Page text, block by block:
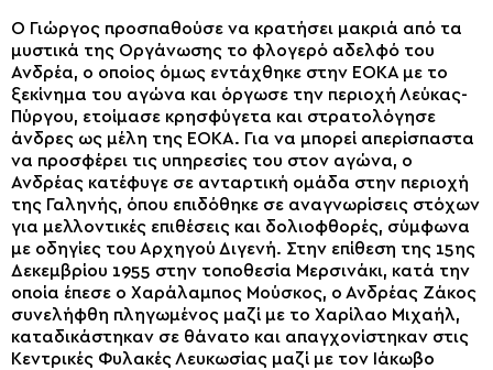
Ο Γιώργος προσπαθούσε να κρατήσει μακριά από τα
μυστικά της Οργάνωσης το φλογερό αδελφό του
Ανδρέα, ο οποίος όμως εντάχθηκε στην ΕΟΚΑ με το
ξεκίνημα του αγώνα και όργωσε την περιοχή Λεύκας-
Πύργου, ετοίμασε κρησφύγετα και στρατολόγησε
άνδρες ως μέλη της ΕΟΚΑ. Για να μπορεί απερίσπαστα
να προσφέρει τις υπηρεσίες του στον αγώνα, ο
Ανδρέας κατέφυγε σε ανταρτική ομάδα στην περιοχή
της Γαληνής, όπου επιδόθηκε σε αναγνωρίσεις στόχων
για μελλοντικές επιθέσεις και δολιοφθορές, σύμφωνα
με οδηγίες του Αρχηγού Διγενή. Στην επίθεση της 15ης
Δεκεμβρίου 1955 στην τοποθεσία Μερσινάκι, κατά την
οποία έπεσε ο Χαράλαμπος Μούσκος, ο Ανδρέας Ζάκος
συνελήφθη πληγωμένος μαζί με το Χαρίλαο Μιχαήλ,
καταδικάστηκαν σε θάνατο και απαγχονίστηκαν στις
Κεντρικές Φυλακές Λευκωσίας μαζί με τον Ιάκωβο